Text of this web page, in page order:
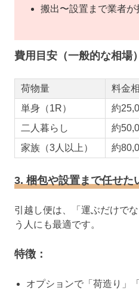
搬出〜設置まで業者が
費用目安（一般的な相場
荷物量
料金
単身（1R）
約
二人暮らし
約
家族（3人以上）
約
3. 梱包や設置まで任せた
引越し便は、「運ぶだけで
う人にも最適です。
特徴：
オプションで「荷造り」